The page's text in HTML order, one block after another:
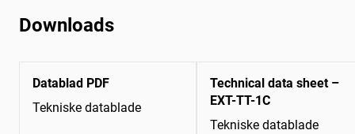
Downloads
Datablad PDF
Tekniske datablade
Technical data sheet –
EXT-TT-1C
Tekniske datablade